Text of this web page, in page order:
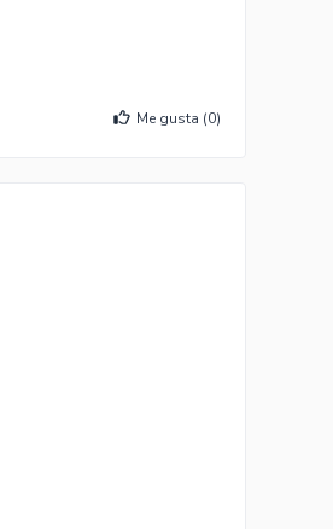
Me gusta (0)